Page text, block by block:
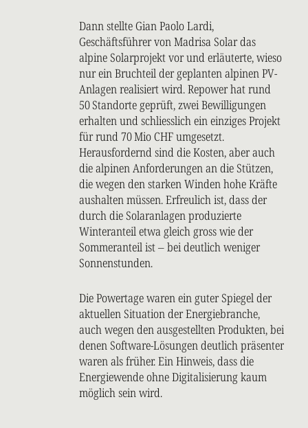
Dann stellte Gian Paolo Lardi,
Geschäftsführer von Madrisa Solar das
alpine Solarprojekt vor und erläuterte, wieso
nur ein Bruchteil der geplanten alpinen PV-
Anlagen realisiert wird. Repower hat rund
50 Standorte geprüft, zwei Bewilligungen
erhalten und schliesslich ein einziges Projekt
für rund70 Mio CHFumgesetzt.
Herausfordernd sind die Kosten, aber auch
die alpinen Anforderungen an die Stützen,
die wegen den starken Winden hohe Kräfte
aushalten müssen. Erfreulich ist, dass der
durch die Solaranlagen produzierte
Winteranteil etwa gleich gross wie der
Sommeranteil ist – bei deutlich weniger
Sonnenstunden.
Die Powertage waren ein guter Spiegel der
aktuellen Situation der Energiebranche,
auch wegen den ausgestellten Produkten, bei
denen Software-Lösungen deutlich präsenter
waren als früher. Ein Hinweis, dass die
Energiewende ohne Digitalisierung kaum
möglich sein wird.